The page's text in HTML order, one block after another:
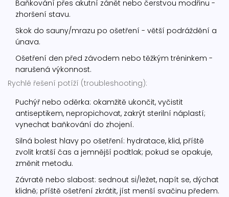
Baňkování přes akutní zánět nebo čerstvou modřinu -
zhoršení stavu.
Skok do sauny/mrazu po ošetření - větší podráždění a
únava.
Ošetření den před závodem nebo těžkým tréninkem -
narušená výkonnost.
Rychlé řešení potíží (troubleshooting):
Puchýř nebo oděrka: okamžitě ukončit, vyčistit
antiseptikem, nepropichovat, zakrýt sterilní náplastí;
vynechat baňkování do zhojení.
Silná bolest hlavy po ošetření: hydratace, klid, příště
zvolit kratší čas a jemnější podtlak; pokud se opakuje,
změnit metodu.
Závratě nebo slabost: sednout si/ležet, napít se, dýchat
klidně; příště ošetření zkrátit, jíst menší svačinu předem.